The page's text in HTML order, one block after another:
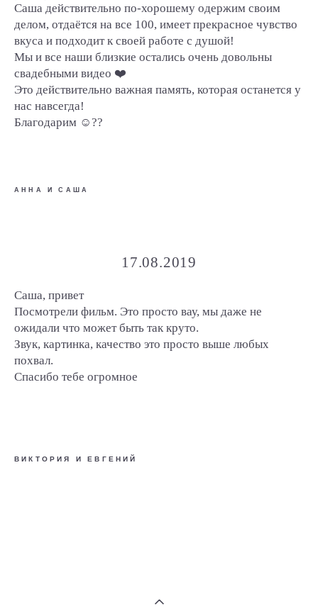
Саша действительно по-хорошему одержим своим
делом, отдаётся на все 100, имеет прекрасное чувство
вкуса и подходит к своей работе с душой!
Мы и все наши близкие остались очень довольны
свадебными видео ❤️
Это действительно важная память, которая останется у
нас навсегда!
Благодарим ☺️??
АННА И САША
17.08.2019
Саша, привет
Посмотрели фильм. Это просто вау, мы даже не
ожидали что может быть так круто.
Звук, картинка, качество это просто выше любых
похвал.
Спасибо тебе огромное
ВИКТОРИЯ И ЕВГЕНИЙ